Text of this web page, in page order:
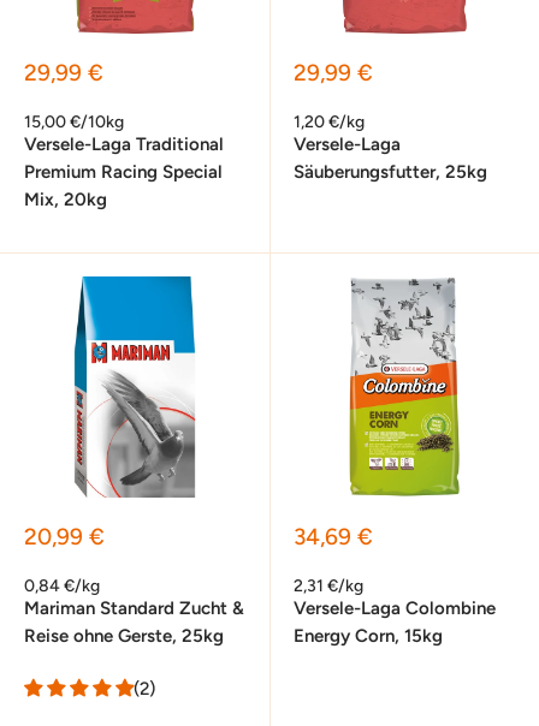
Sonderpreis
29,99 €
15,00 €/10kg
Versele-Laga Traditional
Premium Racing Special
Mix, 20kg
Sonderpreis
29,99 €
1,20 €/kg
Versele-Laga
Säuberungsfutter, 25kg
Sonderpreis
20,99 €
0,84 €/kg
Mariman Standard Zucht &
Reise ohne Gerste, 25kg
(2)
Sonderpreis
34,69 €
2,31 €/kg
Versele-Laga Colombine
Energy Corn, 15kg